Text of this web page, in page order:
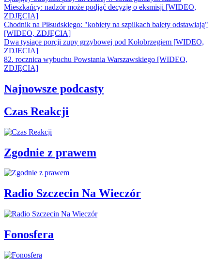
Mieszkańcy: nadzór może podjąć decyzję o eksmisji [WIDEO,
ZDJĘCIA]
Chodnik na Piłsudskiego: "kobiety na szpilkach balety odstawiają"
[WIDEO, ZDJĘCIA]
Dwa tysiące porcji zupy grzybowej pod Kołobrzegiem [WIDEO,
ZDJECIA]
82. rocznica wybuchu Powstania Warszawskiego [WIDEO,
ZDJĘCIA]
Najnowsze podcasty
Czas Reakcji
Zgodnie z prawem
Radio Szczecin Na Wieczór
Fonosfera